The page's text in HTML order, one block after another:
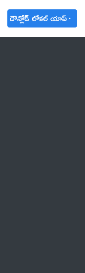
డౌన్లోడ్ లోకల్ యాప్